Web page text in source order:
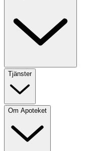
Tjänster
Om Apoteket